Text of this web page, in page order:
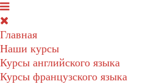
Главная
Наши курсы
Курсы английского языка
Курсы французского языка